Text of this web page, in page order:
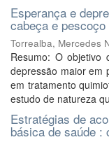
Esperança e
cabeça e pescoço
Torrealba, Mercedes
Resumo: O objetivo
depressão maior em
em tratamento
estudo de natureza
Estratégias de
básica de saúde :